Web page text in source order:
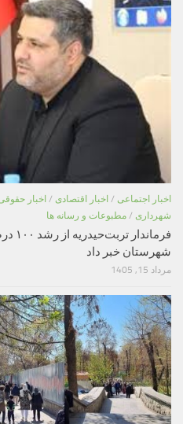
اخبار اجتماعی / اخبار اقتصادی / اخبار
شهرداری / مطبوعات و رسانه ها
شهرستان خبر داد
مرداد 15, 1405